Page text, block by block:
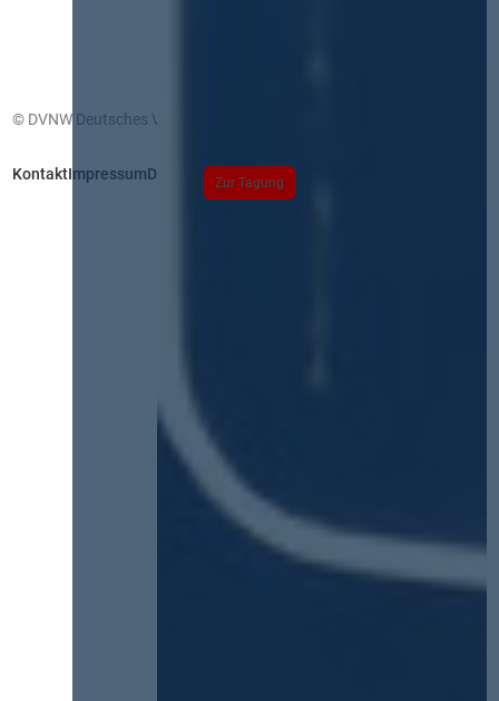
Zur Tagung
© DVNW Deutsches Vergabenetzwerk GmbH
KontaktImpressumDatenschutz